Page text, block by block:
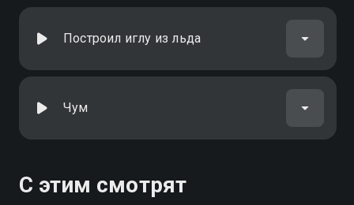
Построил иглу из льда
Чум
С этим смотрят